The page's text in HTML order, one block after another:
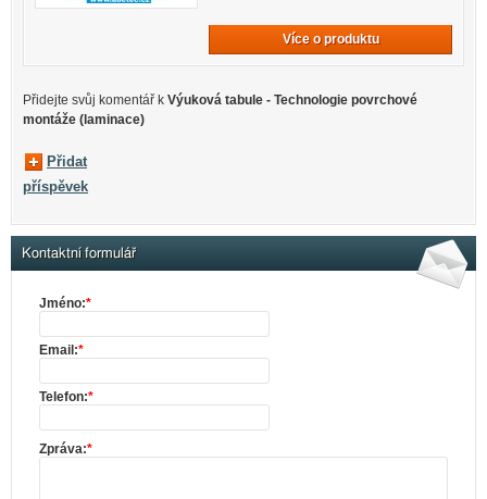
Více o produktu
Přidejte svůj komentář k Výuková tabule - Technologie povrchové
montáže (laminace)
Přidat
příspěvek
Kontaktní formulář
Jméno:*
Email:*
Telefon:*
Zpráva:*